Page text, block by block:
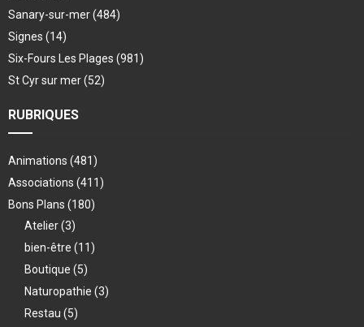
Sanary-sur-mer(484)
Signes (14)
Six-Fours Les Plages (981)
St Cyr sur mer(52)
RUBRIQUES
Animations (481)
Associations (411)
Bons Plans (180)
Atelier(3)
bien-être (11)
Boutique (5)
Naturopathie (3)
Restau (5)